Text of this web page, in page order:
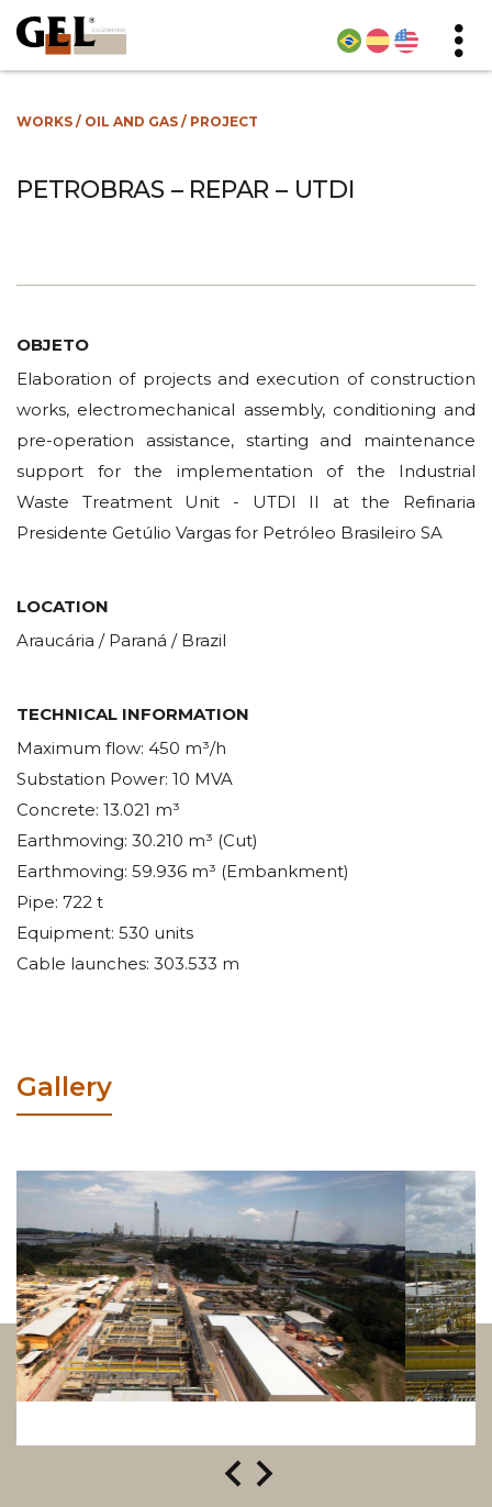
WORKS / OIL AND GAS / PROJECT
PETROBRAS – REPAR – UTDI
OBJETO
Elaboration of projects and execution of construction
works, electromechanical assembly, conditioning and
pre-operation assistance, starting and maintenance
support for the implementation of the Industrial
Waste Treatment Unit - UTDI II at the Refinaria
Presidente Getúlio Vargas for Petróleo Brasileiro SA
LOCATION
Araucária / Paraná / Brazil
TECHNICAL INFORMATION
Maximum flow: 450 m³/h
Substation Power: 10 MVA
Concrete: 13.021 m³
Earthmoving: 30.210 m³ (Cut)
Earthmoving: 59.936 m³ (Embankment)
Pipe: 722 t
Equipment: 530 units
Cable launches: 303.533 m
Gallery